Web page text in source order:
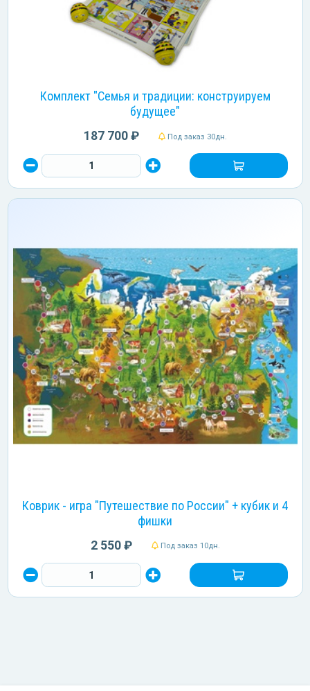
Комплект "Семья и традиции: конструируем
будущее"
187 700 ₽ Под заказ 30дн.
Коврик - игра "Путешествие по России" + кубик и 4
фишки
2 550 ₽ Под заказ 10дн.